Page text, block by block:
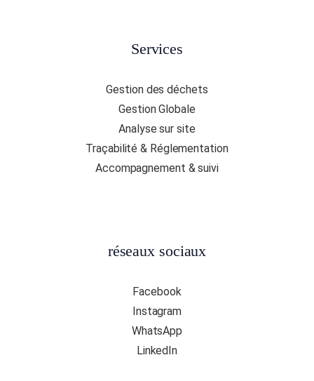
Services
Gestion des déchets
Gestion Globale
Analyse sur site
Traçabilité & Réglementation
Accompagnement & suivi
réseaux sociaux
Facebook
Instagram
WhatsApp
LinkedIn